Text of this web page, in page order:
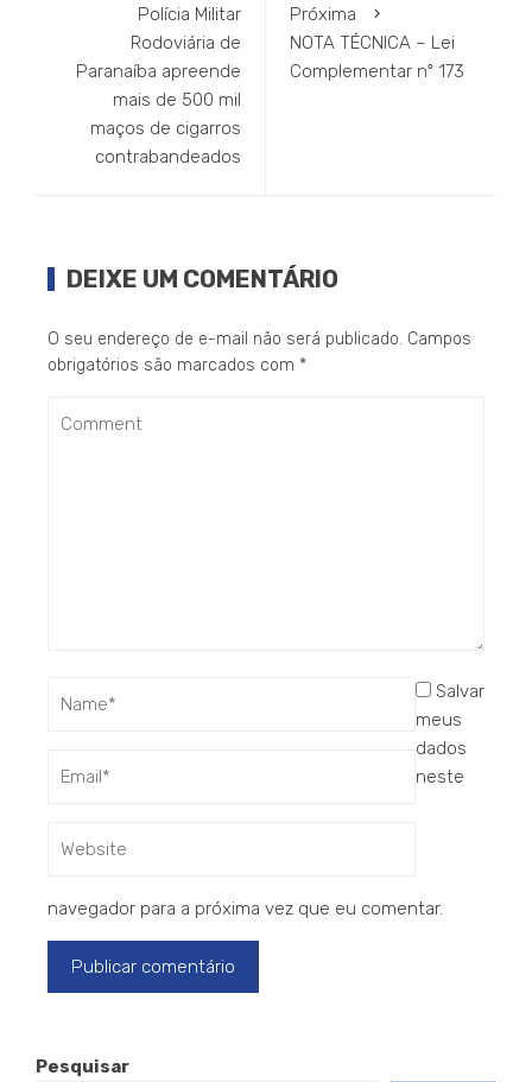
Polícia Militar
Rodoviária de
Paranaíba apreende
mais de 500 mil
maços de cigarros
contrabandeados
Próxima
NOTA TÉCNICA – Lei
Complementar nº 173
DEIXE UM COMENTÁRIO
O seu endereço de e-mail não será publicado. Campos
obrigatórios são marcados com *
Salvar
meus
dados
neste
navegador para a próxima vez que eu comentar.
Pesquisar